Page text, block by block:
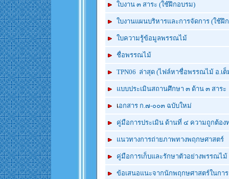
ใบงาน ๓ สาระ (ใช้ฝึกอบรม)
ใบงานแผนบริหารและการจัดการ (ใช้ฝึ
ใบความรู้ข้อมูลพรรณไม้
ชื่อพรรณไม้
TPN06 ล่าสุด (ไฟล์หาชื่อพรรณไม้ อ.เ
แบบประเมินสถานศึกษา ๓ ด้าน ๓ สาระ
เอกสาร ก.๗-๐๐๓ ฉบับใหม่
คู่มือการประเมิน ด้านที่ ๔ ความถูกต้อ
แนวทางการถ่ายภาพทางพฤกษศาสตร์
คู่มือการเก็บและรักษาตัวอย่างพรรณไม้
ข้อเสนอแนะจากนักพฤกษศาสตร์ในกา